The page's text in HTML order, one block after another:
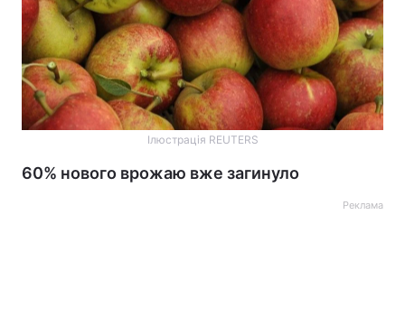
Ілюстрація REUTERS
60% нового врожаю вже загинуло
Реклама